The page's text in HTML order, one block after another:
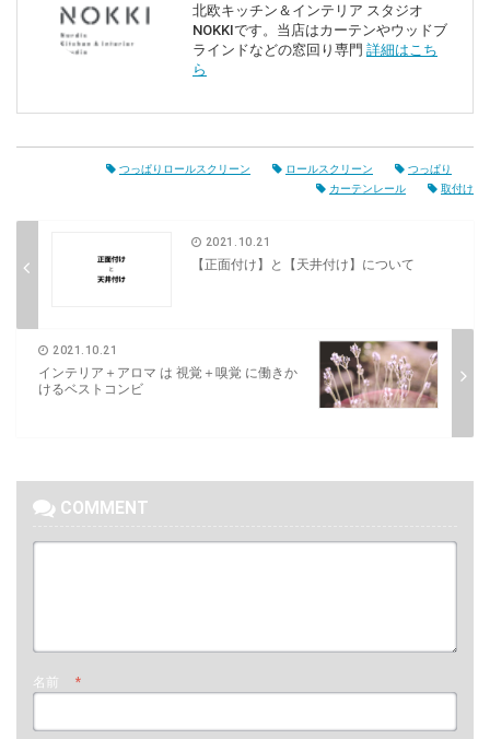
北欧キッチン＆インテリア スタジオ
NOKKIです。当店はカーテンやウッドブ
ラインドなどの窓回り専門 詳細はこち
ら
つっぱりロールスクリーン ロールスクリーン
つっぱり
カーテンレール
取付け
2021.10.21
【正面付け】と【天井付け】について
2021.10.21
インテリア＋アロマ は 視覚＋嗅覚 に働きか
けるベストコンビ
COMMENT
名前 *